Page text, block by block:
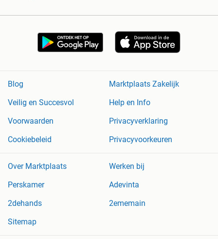
Blog
Marktplaats Zakelijk
Veilig en Succesvol
Help en Info
Voorwaarden
Privacyverklaring
Cookiebeleid
Privacyvoorkeuren
Over Marktplaats
Werken bij
Perskamer
Adevinta
2dehands
2ememain
Sitemap